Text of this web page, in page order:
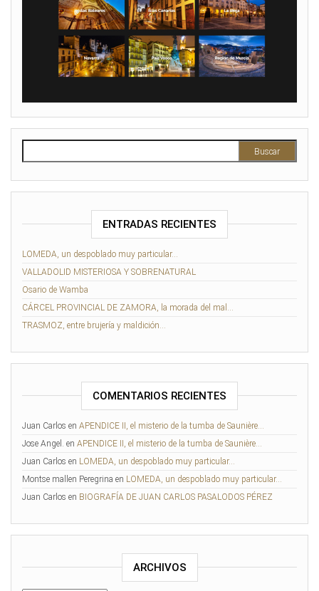
ENTRADAS RECIENTES
LOMEDA, un despoblado muy particular…
VALLADOLID MISTERIOSA Y SOBRENATURAL
Osario de Wamba
CÁRCEL PROVINCIAL DE ZAMORA, la morada del mal…
TRASMOZ, entre brujería y maldición…
COMENTARIOS RECIENTES
Juan Carlos en APENDICE II, el misterio de la tumba de Saunière…
Jose Angel. en APENDICE II, el misterio de la tumba de Saunière…
Juan Carlos en LOMEDA, un despoblado muy particular…
Montse mallen Peregrina en LOMEDA, un despoblado muy particular…
Juan Carlos en BIOGRAFÍA DE JUAN CARLOS PASALODOS PÉREZ
ARCHIVOS